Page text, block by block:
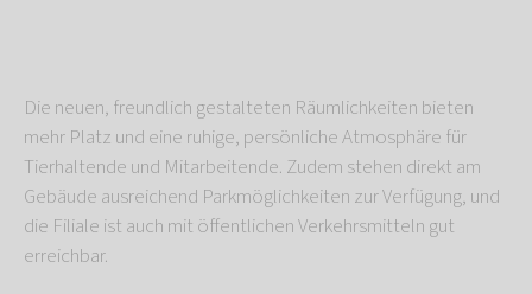
Die neuen, freundlich gestalteten Räumlichkeiten bieten
mehr Platz und eine ruhige, persönliche Atmosphäre für
Tierhaltende und Mitarbeitende. Zudem stehen direkt am
Gebäude ausreichend Parkmöglichkeiten zur Verfügung, und
die Filiale ist auch mit öffentlichen Verkehrsmitteln gut
erreichbar.